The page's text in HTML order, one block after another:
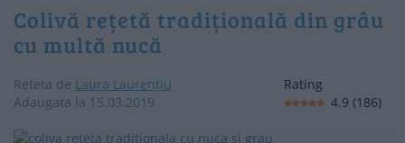
Colivă rețetă tradițională din grâu
cu multă nucă
Reteta de Laura Laurențiu
Adaugata la 15.03.2019
Rating
4.9 (186)